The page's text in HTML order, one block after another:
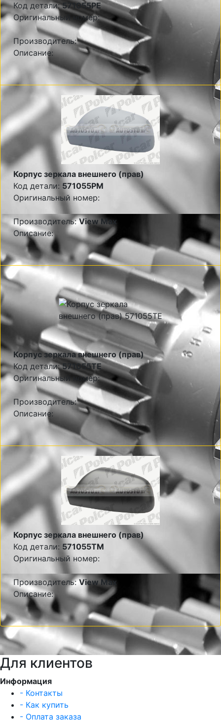
Код детали:571055PE
Оригинальный номер:
Производитель:
Описание:
Корпус зеркала внешнего (прав)
Код детали: 571055PM
Оригинальный номер:
Производитель:View Max
Описание:
Корпус зеркала внешнего (прав)
Код детали:571055TE
Оригинальный номер:
Производитель:
Описание:
Корпус зеркала внешнего (прав)
Код детали: 571055TM
Оригинальный номер:
Производитель:View Max
Описание:
Для клиентов
Информация
- Контакты
- Как купить
- Оплата заказа